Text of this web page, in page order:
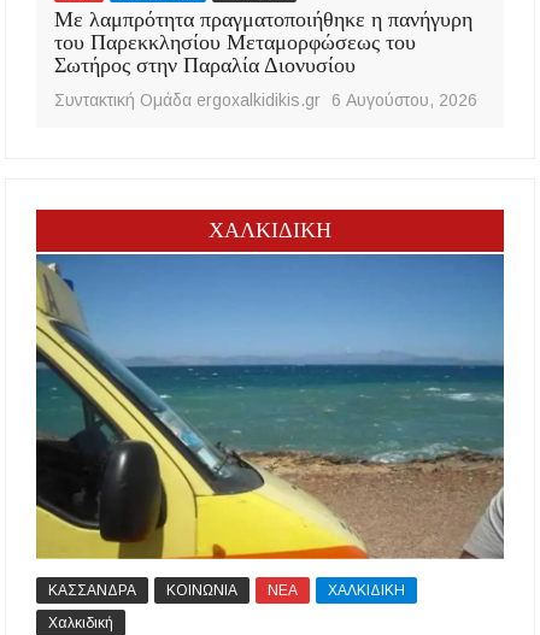
Με λαμπρότητα πραγματοποιήθηκε η πανήγυρη
του Παρεκκλησίου Μεταμορφώσεως του
Σωτήρος στην Παραλία Διονυσίου
Συντακτική Ομάδα ergoxalkidikis.gr 6 Αυγούστου, 2026
ΧΑΛΚΙΔΙΚΗ
ΚΑΣΣΑΝΔΡΑ ΚΟΙΝΩΝΙΑ ΝΕΑ
ΧΑΛΚΙΔΙΚΗ
Χαλκιδική